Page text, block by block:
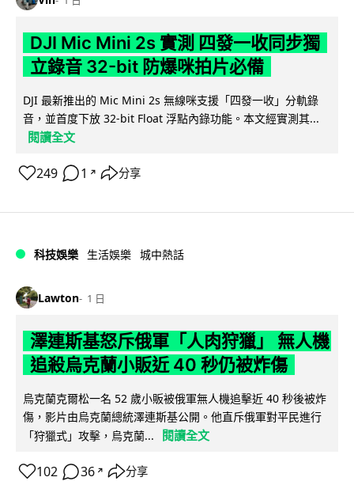
DJI Mic Mini 2s 實測 四發一收同步獨
立錄音 32-bit 防爆咪拍片必備
DJI 最新推出的 Mic Mini 2s 無線咪支援「四發一收」分軌錄
音，並首度下放 32-bit Float 浮點內錄功能。本文經實測其...
閱讀全文
249 1 ↗ 分享
科技娛樂 生活娛樂 城中熱話
Lawton 1 日
澤連斯基怒斥俄軍「人肉狩獵」 無人機
追殺烏克蘭小販近 40 秒仍被炸傷
烏克蘭克爾松一名 52 歲小販被俄軍無人機追擊近 40 秒後被炸
傷，影片由烏克蘭總統澤連斯基公開。他直斥俄軍對平民進行
「狩獵式」攻擊，烏克蘭...
閱讀全文
102 36 ↗ 分享